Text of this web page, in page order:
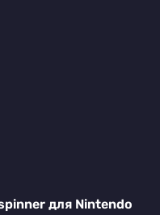
для Nintendo